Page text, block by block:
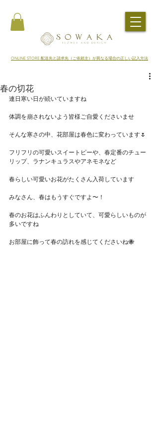
​ONLINE STORE 配送先と請求先（ご依頼主）が異なる場合の正しい記入方法
Featured Posts
春の切花
連日寒い日が続いていますね
体調を崩されないよう皆様ご自愛くださいませ
そんな寒さの中、花部屋は春色に変わっています🌷
フリフリの可愛いスイートピーや、春定番のチュー
リップ、ラナンキュラスやアネモネなど
春らしい可愛いお花がたくさん入荷しています
みなさん、春はもうすぐですよ〜！
春のお花はふんわりとしていて、可愛らしいものが
多いですね
お部屋に飾って春の訪れを感じてくださいね🐝